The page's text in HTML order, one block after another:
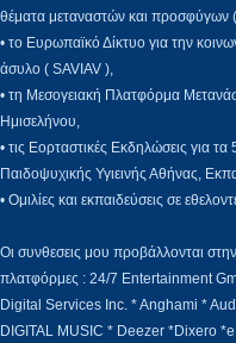
θέματα μεταναστών και προσφύγων
• το Ευρωπαϊκό Δίκτυο για την
άσυλο ( SAVIAV ),
• τη Μεσογειακή Πλατφόρμα
Ημισελήνου,
• τις Εορταστικές Εκδηλώσεις για
Παιδοψυχικής Υγιεινής Αθήνας,
• Ομιλίες και εκπαιδεύσεις σε
Οι συνθεσεις μου προβάλλονται
πλατφόρμες : 24/7 Entertainment
Digital Services Inc. * Anghami *
DIGITAL MUSIC * Deezer *Dixero